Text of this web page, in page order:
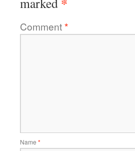
Comment*
Name *